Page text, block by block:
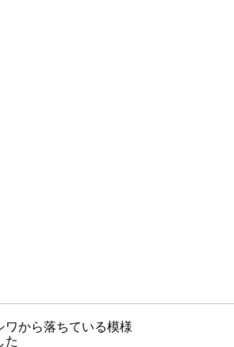
ワから落ちている模様
た